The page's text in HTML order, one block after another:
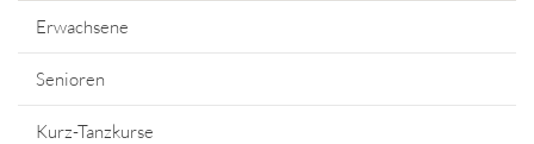
Erwachsene
Senioren
Kurz-Tanzkurse